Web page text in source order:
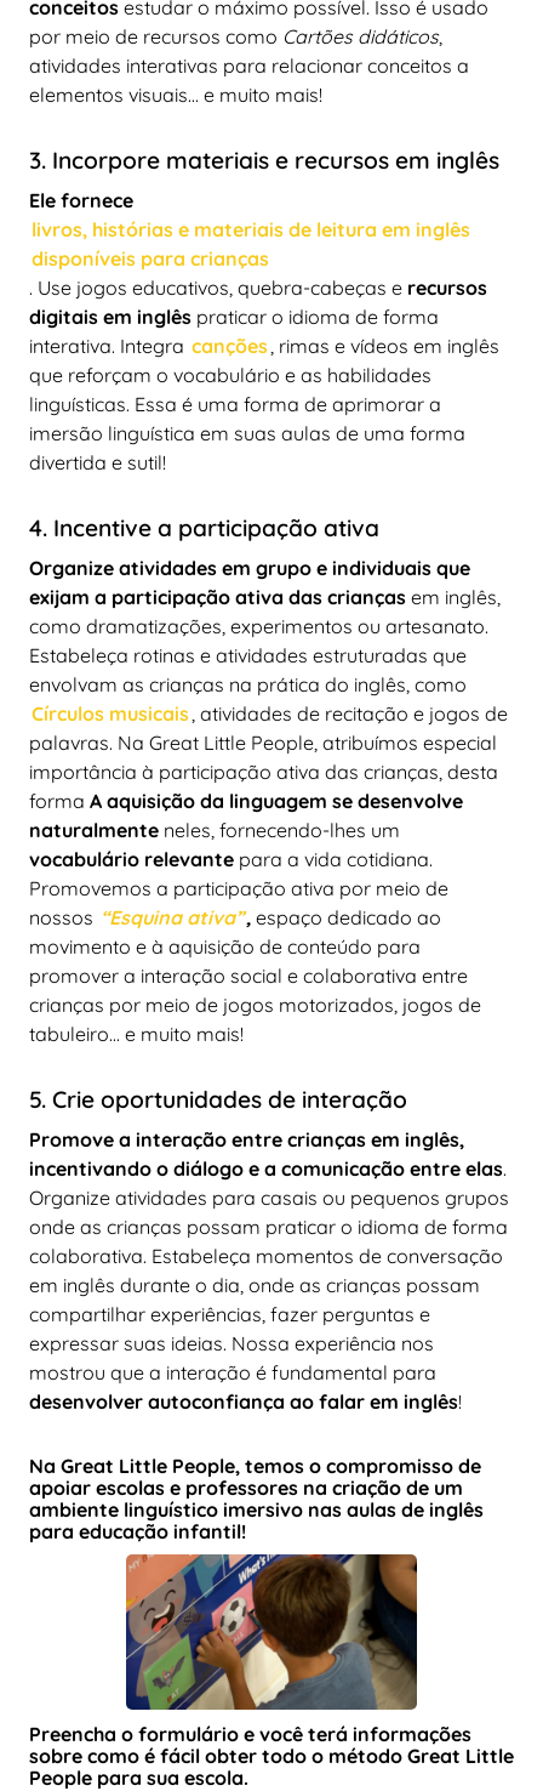
conceitos estudar o máximo possível. Isso é usado
por meio de recursos como Cartões didáticos,
atividades interativas para relacionar conceitos a
elementos visuais... e muito mais!
3. Incorpore materiais e recursos em inglês
Ele fornece
livros, histórias e materiais de leitura em inglês
disponíveis para crianças
. Use jogos educativos, quebra-cabeças e recursos
digitais em inglês praticar o idioma de forma
interativa. Integra canções , rimas e vídeos em inglês
que reforçam o vocabulário e as habilidades
linguísticas. Essa é uma forma de aprimorar a
imersão linguística em suas aulas de uma forma
divertida e sutil!
4. Incentive a participação ativa
Organize atividades em grupo e individuais que
exijam a participação ativa das crianças em inglês,
como dramatizações, experimentos ou artesanato.
Estabeleça rotinas e atividades estruturadas que
envolvam as crianças na prática do inglês, como
Círculos musicais , atividades de recitação e jogos de
palavras. Na Great Little People, atribuímos especial
importância à participação ativa das crianças, desta
forma A aquisição da linguagem se desenvolve
naturalmente neles, fornecendo-lhes um
vocabulário relevante para a vida cotidiana.
Promovemos a participação ativa por meio de
nossos “Esquina ativa”, espaço dedicado ao
movimento e à aquisição de conteúdo para
promover a interação social e colaborativa entre
crianças por meio de jogos motorizados, jogos de
tabuleiro... e muito mais!
5. Crie oportunidades de interação
Promove a interação entre crianças em inglês,
incentivando o diálogo e a comunicação entre elas.
Organize atividades para casais ou pequenos grupos
onde as crianças possam praticar o idioma de forma
colaborativa. Estabeleça momentos de conversação
em inglês durante o dia, onde as crianças possam
compartilhar experiências, fazer perguntas e
expressar suas ideias. Nossa experiência nos
mostrou que a interação é fundamental para
desenvolver autoconfiança ao falar em inglês!
Na Great Little People, temos o compromisso de
apoiar escolas e professores na criação de um
ambiente linguístico imersivo nas aulas de inglês
para educação infantil!
Preencha o formulário e você terá informações
sobre como é fácil obter todo o método Great Little
People para sua escola.